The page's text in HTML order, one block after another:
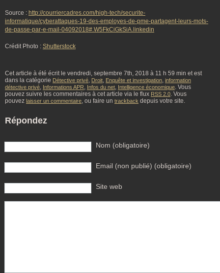
Source : http://courriercadres.com/high-tech/securite-
informatique/cyberattaques-19-des-employes-de-pme-partagent-leurs-mots-
de-passe-par-e-mail-04092018#.W5FkCiGkSiA.linkedin
Crédit Photo : Shutterstock
Cet article à été écrit le vendredi, septembre 7th, 2018 à 11 h 59 min et est
dans la catégorie Détective privé, Droit, Enquête et investigation, information
détective privé, Informations APR, Infos du net, Intelligence économique. Vous
pouvez suivre les commentaires à cet article via le flux RSS 2.0. Vous
pouvez laisser un commentaire, ou faire un trackback depuis votre site.
Répondez
Nom (obligatoire)
Email (non publié) (obligatoire)
Site web